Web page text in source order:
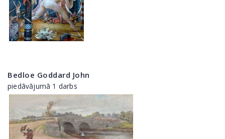
Bedloe Goddard John
piedāvājumā 1 darbs